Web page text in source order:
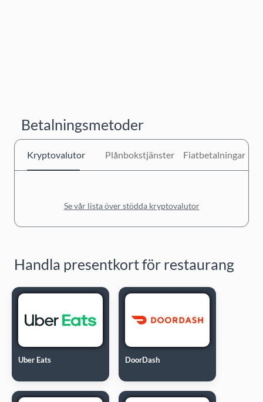
Betalningsmetoder
Kryptovalutor Plånbokstjänster Fiatbetalningar
Se vår lista över stödda kryptovalutor
Handla presentkort för restaurang
Uber Eats DoorDash